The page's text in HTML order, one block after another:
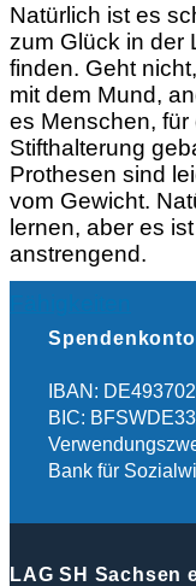
Natürlich ist es
zum Glück in der
finden. Geht
mit dem Mund,
es Menschen,
Stifthalterung
Prothesen sind
vom Gewicht.
lernen, aber es
anstrengend.
Spendenkonto
IBAN:
BIC:
Bank für
LAG SH Sachsen